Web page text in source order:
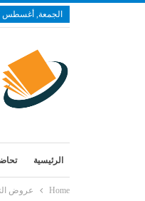
الجمعة, أغسطس 7, 2026
الرئيسية
Home عروض